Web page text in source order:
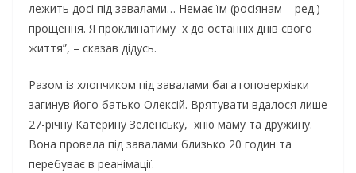
лежить досі під завалами… Немає їм (росіянам – ред.)
прощення. Я проклинатиму їх до останніх днів свого
життя”, – сказав дідусь.
Разом із хлопчиком під завалами багатоповерхівки
загинув його батько Олексій. Врятувати вдалося лише
27-річну Катерину Зеленську, їхню маму та дружину.
Вона провела під завалами близько 20 годин та
перебуває в реанімації.